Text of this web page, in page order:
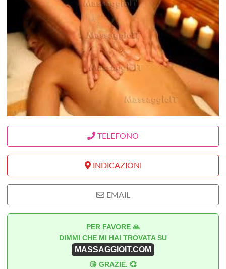
TELEFONO
INDICAZIONI
EMAIL
PER FAVORE 🙏
DIMMI CHE MI HAI TROVATA SU
MASSAGGIOIT.COM
😘 GRAZIE. 💞